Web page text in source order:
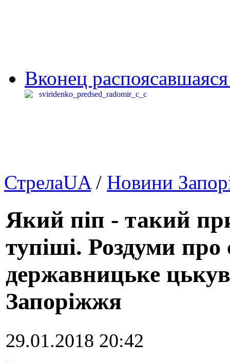
Вконец
СтрелаUA/ Новини
Який піп - такий
тупіші. Роздуми про
державницьке
Запоріжжя
29.01.2018 20:42